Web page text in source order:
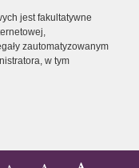
jest fakultatywne
zautomatyzowanym
w tym